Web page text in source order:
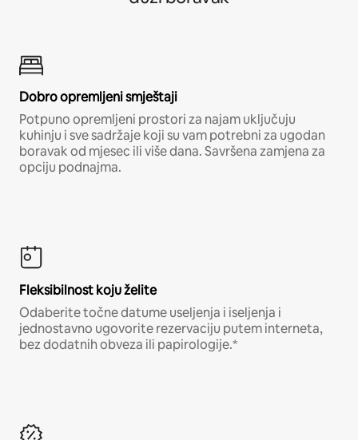
Dobro opremljeni smještaji
Potpuno opremljeni prostori za najam uključuju
kuhinju i sve sadržaje koji su vam potrebni za ugodan
boravak od mjesec ili više dana. Savršena zamjena za
opciju podnajma.
Fleksibilnost koju želite
Odaberite točne datume useljenja i iseljenja i
jednostavno ugovorite rezervaciju putem interneta,
bez dodatnih obveza ili papirologije.*